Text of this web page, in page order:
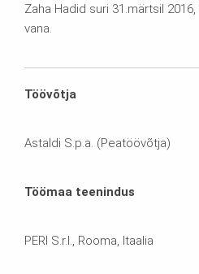
Zaha Hadid suri 31.märtsil
vana.
Töövõtja
Astaldi S.p.a. (Peatöövõtja)
Töömaa teenindus
PERI S.r.l., Rooma, Itaalia